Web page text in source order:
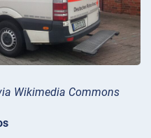
Wikimedia Commons